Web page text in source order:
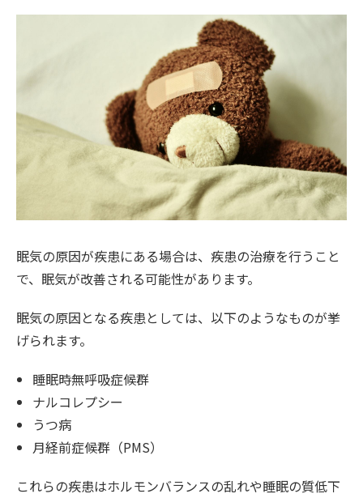
眠気の原因が疾患にある場合は、疾患の治療を行うこと
で、眠気が改善される可能性があります。
眠気の原因となる疾患としては、以下のようなものが挙
げられます。
睡眠時無呼吸症候群
ナルコレプシー
うつ病
月経前症候群（PMS）
これらの疾患はホルモンバランスの乱れや睡眠の質低下